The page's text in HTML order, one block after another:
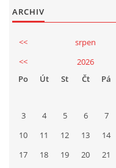
ARCHIV
<< srpen
<<
2026
Po
Út St Čt Pá
3
4 5 6 7
10
11 12 13 14
17
18 19 20 21